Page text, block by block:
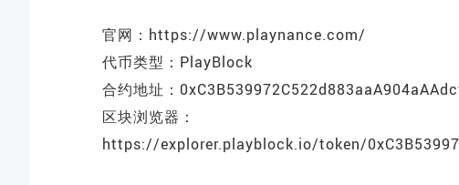
官网：https://www.playnance.com/
代币类型：PlayBlock
合约地址：
区块浏览器：
https://explorer.playblock.io/token/